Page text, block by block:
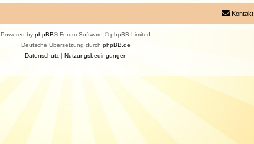
Kontakt
Powered by phpBB® Forum Software © phpBB Limited
Deutsche Übersetzung durch phpBB.de
Datenschutz| Nutzungsbedingungen